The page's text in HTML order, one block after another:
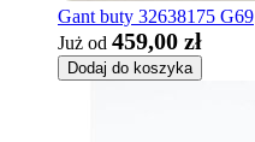
Gant buty 32638175 G69
Już od 459,00 zł
Dodaj do koszyka